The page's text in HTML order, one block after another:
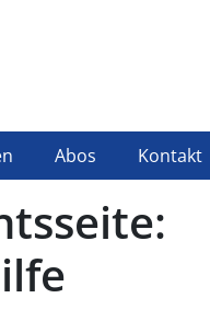
Abos Kontakt